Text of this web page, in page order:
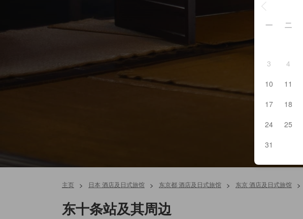
一 二
3
4
10
11
17
18
24
25
31
主页 > 日本 酒店及日式旅馆 > 东京都 酒店及日式旅馆 > 东京 酒店及日式旅馆 >
东十条站及其周边